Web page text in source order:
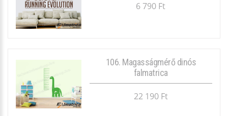
6 790 Ft
106. Magasságmérő dinós
falmatrica
22 190 Ft